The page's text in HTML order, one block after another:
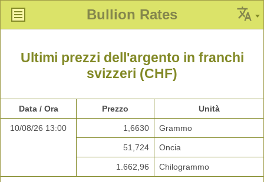
Bullion Rates
Ultimi prezzi dell'argento in franchi
svizzeri (CHF)
Data / Ora Prezzo Unità
10/08/26 13:00 1,6630 Grammo
51,724 Oncia
1.662,96 Chilogrammo